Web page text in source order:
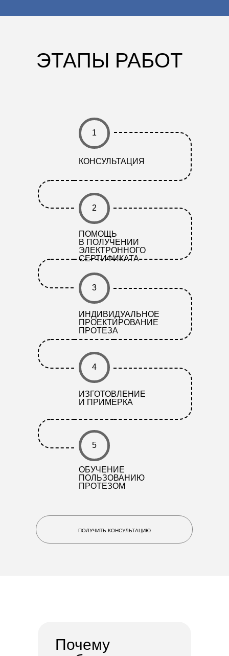
ОБУЧЕНИЕ
ПОЛЬЗОВАНИЮ
ПРОТЕЗОМ
ИЗГОТОВЛЕНИЕ
И ПРИМЕРКА
ПОМОЩЬ
В ПОЛУЧЕНИИ
ЭЛЕКТРОННОГО
СЕРТИФИКАТА
КОНСУЛЬТАЦИЯ
ЭТАПЫ РАБОТ
ИНДИВИДУАЛЬНОЕ
ПРОЕКТИРОВАНИЕ
ПРОТЕЗА
1
2
3
4
5
Почему